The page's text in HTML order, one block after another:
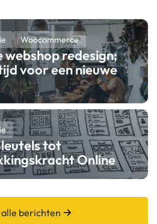
Woocommerce
redesign;
voor een nieuwe
tot
Online
alle berichten